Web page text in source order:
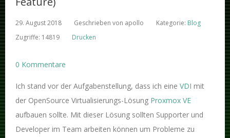
29. August 2018 Geschrieben von apollo Kategorie: Blog
Zugriffe: 14819
Drucken
0 Kommentare
Ich stand vor der Aufgabenstellung, dass ich eine VDI mit
der OpenSource Virtualisierungs-Lösung Proxmox VE
aufbauen sollte. Mit dieser Lösung sollten Supporter und
Developer im Team arbeiten können um Probleme zu